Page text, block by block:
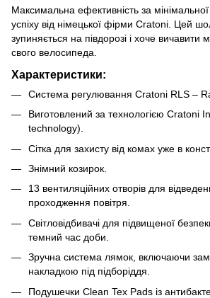
Максимальна ефективність за
успіху від німецької фірми Cratoni. Цей
зупиняється на півдорозі і хоче вичавити
свого велосипеда.
Характеристики:
Система регулювання Cratoni RLS –
Виготовлений за технологією Cratoni
technology).
Сітка для захисту від комах уже в
Знімний козирок.
13 вентиляційних отворів для
проходження повітря.
Світловідбивачі для підвищеної
темний час доби.
Зручна система лямок, включаючи
накладкою під підборіддя.
Подушечки Clean Tex Pads із